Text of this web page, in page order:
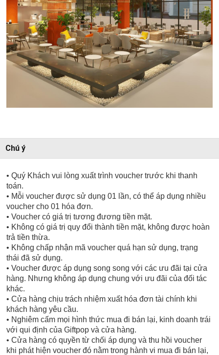
Chú ý
• Quý Khách vui lòng xuất trình voucher trước khi thanh
toán.
• Mỗi voucher được sử dụng 01 lần, có thể áp dụng nhiều
voucher cho 01 hóa đơn.
• Voucher có giá trị tương đương tiền mặt.
• Không có giá trị quy đổi thành tiền mặt, không được hoàn
trả tiền thừa.
• Không chấp nhận mã voucher quá hạn sử dụng, trạng
thái đã sử dụng.
• Voucher được áp dụng song song với các ưu đãi tại cửa
hàng. Nhưng không áp dụng chung với ưu đãi của đối tác
khác.
• Cửa hàng chịu trách nhiệm xuất hóa đơn tài chính khi
khách hàng yêu cầu.
• Nghiêm cấm mọi hình thức mua đi bán lại, kinh doanh trái
với qui định của Giftpop và cửa hàng.
• Cửa hàng có quyền từ chối áp dụng và thu hồi voucher
khi phát hiện voucher đó nằm trong hành vi mua đi bán lại,